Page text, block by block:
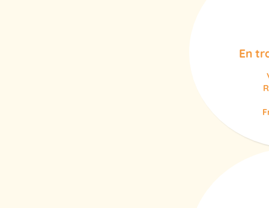
En